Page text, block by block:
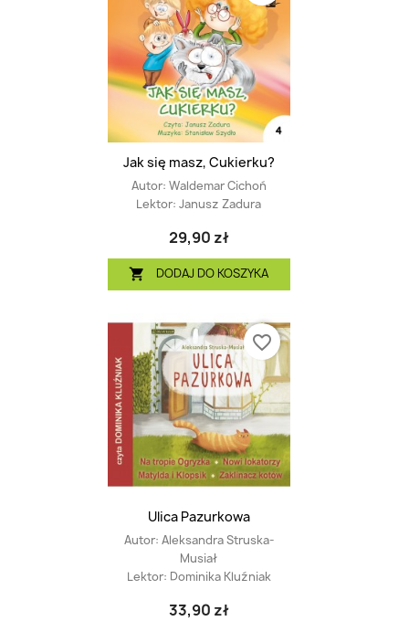
Jak się masz, Cukierku?
Autor: Waldemar Cichoń
Lektor: Janusz Zadura
29,90 zł
 DODAJ DO KOSZYKA
Ulica Pazurkowa
Autor: Aleksandra Struska-
Musiał
Lektor: Dominika Kluźniak
33,90 zł
favorite_border